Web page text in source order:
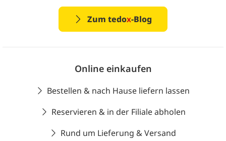
Zum tedox-Blog
Online einkaufen
Bestellen & nach Hause liefern lassen
Reservieren & in der Filiale abholen
Rund um Lieferung & Versand